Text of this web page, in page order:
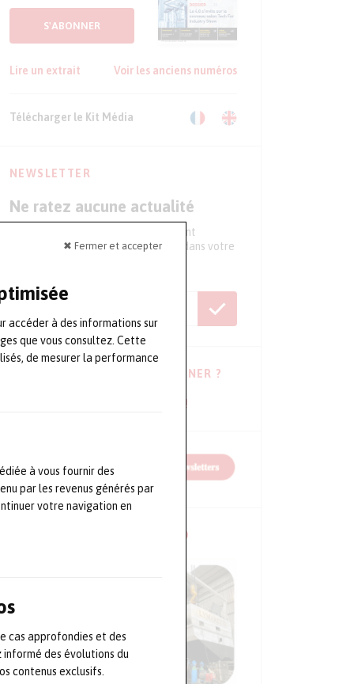
✖ Fermer et accepter
accéder à des informations sur
que vous consultez. Cette
de mesurer la performance
à vous fournir des
par les revenus générés par
votre navigation en
cas approfondies et des
informé des évolutions du
contenus exclusifs.
S'ABONNER
Lire un extrait Voir les anciens numéros
Télécharger le Kit Média
NEWSLETTER
Ne ratez aucune actualité
Tous les 15 jours, recevez directement
l'essentiel de l'actualité du secteur dans votre
VOUS HÉSITEZ À VOUS ABONNER ?
Consulter les dernières newsletters !
NOS CONFÉRENCES EN VIDÉO